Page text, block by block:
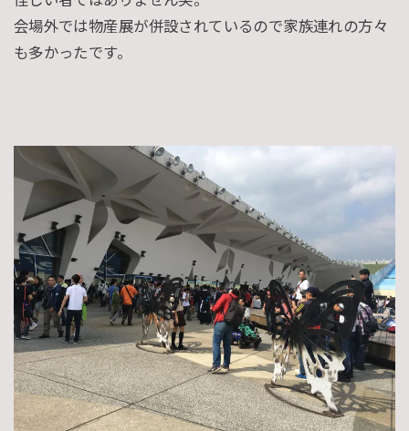
会場外では物産展が併設されているので家族連れの方々
も多かったです。